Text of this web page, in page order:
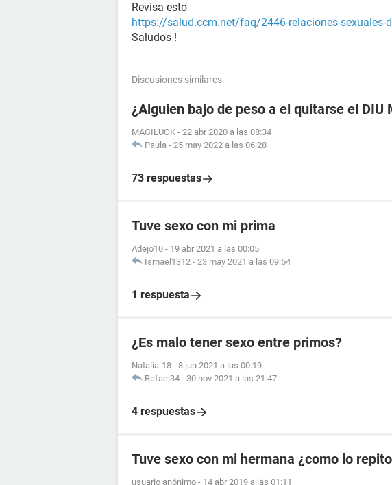
Revisa esto
https://salud.ccm.net/faq/2446-relaciones-sexuales-
Saludos !
Discusiones similares
¿Alguien bajo de peso a el quitarse el DIU
MAGILUOK - 22 abr 2020 a las 08:34
Paula - 25 may 2022 a las 06:28
73 respuestas
Tuve sexo con mi prima
Adejo10 - 19 abr 2021 a las 00:05
Ismael1312 - 23 may 2021 a las 09:54
1 respuesta
¿Es malo tener sexo entre primos?
Natalia-18 - 8 jun 2021 a las 00:19
Rafael34 - 30 nov 2021 a las 21:47
4 respuestas
Tuve sexo con mi hermana ¿como lo
usuario anónimo - 14 abr 2019 a las 01:11